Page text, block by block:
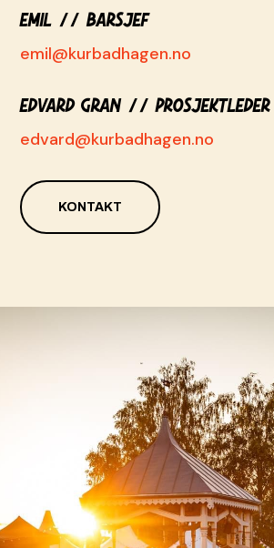
Emil // Barsjef
emil@kurbadhagen.no
Edvard Gran // Prosjektleder
edvard@kurbadhagen.no
KONTAKT